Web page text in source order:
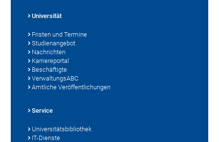
Universität
Fristen und Termine
Studienangebot
Nachrichten
Karriereportal
Beschäftigte
VerwaltungsABC
Amtliche Veröffentlichungen
Service
Universitätsbibliothek
IT-Dienste